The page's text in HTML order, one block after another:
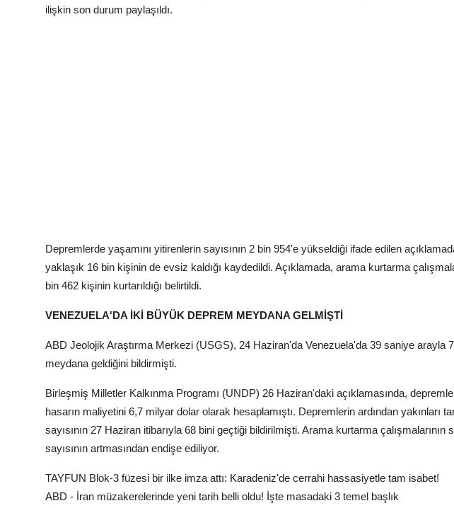
ilişkin son durum paylaşıldı.
Depremlerde yaşamını yitirenlerin sayısının 2 bin 954'e yükseldiği ifade edilen
yaklaşık 16 bin kişinin de evsiz kaldığı kaydedildi. Açıklamada, arama kurtarma
bin 462 kişinin kurtarıldığı belirtildi.
VENEZUELA'DA İKİ BÜYÜK DEPREM MEYDANA GELMİŞTİ
ABD Jeolojik Araştırma Merkezi (USGS), 24 Haziran'da Venezuela'da 39 saniye arayla
meydana geldiğini bildirmişti.
Birleşmiş Milletler Kalkınma Programı (UNDP) 26 Haziran'daki açıklamasında,
hasarın maliyetini 6,7 milyar dolar olarak hesaplamıştı. Depremlerin ardından yakınları
sayısının 27 Haziran itibarıyla 68 bini geçtiği bildirilmişti. Arama kurtarma çalışmalarının
sayısının artmasından endişe ediliyor.
TAYFUN Blok-3 füzesi bir ilke imza attı: Karadeniz'de cerrahi hassasiyetle tam isabet!
ABD - İran müzakerelerinde yeni tarih belli oldu! İşte masadaki 3 temel başlık